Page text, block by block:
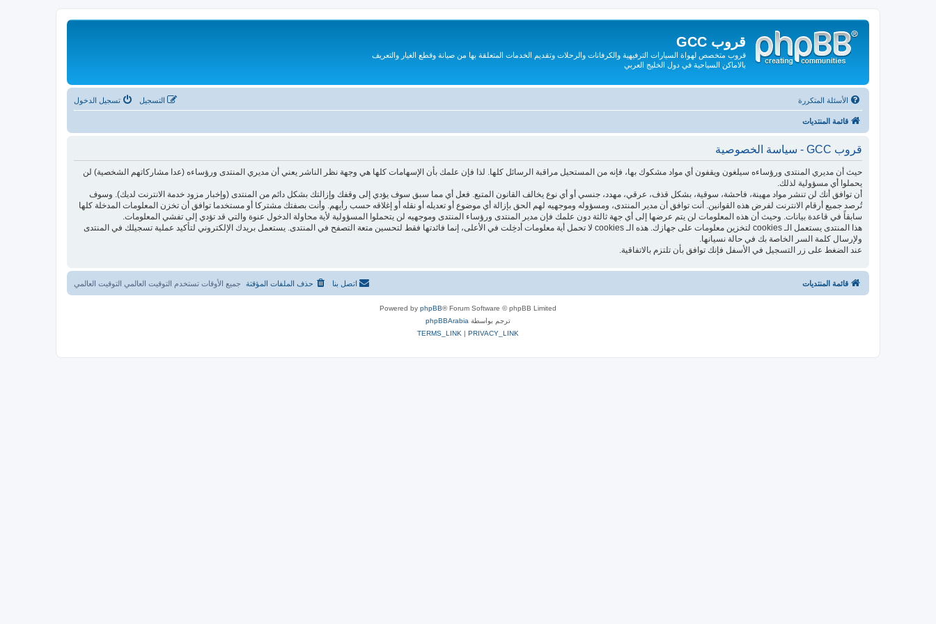
قروب GCC
قروب متخصص لهواة السيارات الترفيهية والكرفانات والرحلات وتقديم الخدمات المتعلقة بها من صيانة وقطع الغيار والتعريف
بالاماكن السياحية في دول الخليج العربي
الأسئلة المتكررة تسجيل الدخول التسجيل
قائمة المنتديات
قروب GCC - سياسة الخصوصية
حيث أن مديري المنتدى ورؤساءه سيلغون ويقفون أي مواد مشكوك بها، فإنه من المستحيل مراقبة الرسائل كلها. لذا فإن علمك بأن الإسهامات كلها هي وجهة نظر الناشر يعني أن مديري المنتدى ورؤساءه (عدا مشاركاتهم الشخصية) لن
يحملوا أي مسؤولية لذلك.
أن توافق أنك لن تنشر مواد مهينة، فاحشة، سوقية، بشكل قذف، عرقي، مهدد، جنسي أو أي نوع يخالف القانون المتبع. فعل أي مما سبق سوف يؤدي إلى وقفك وإزالتك بشكل دائم من المنتدى (وإخبار مزود خدمة الانترنت لديك). وسوف
تُرصد جميع أرقام الانترنت لفرض هذه القوانين. أنت توافق أن مدير المنتدى، ومسؤوله وموجهيه لهم الحق بإزالة أي موضوع أو تعديله أو نقله أو إغلاقه حسب رأيهم. وأنت بصفتك مشتركا أو مستخدما توافق أن تخزن المعلومات المدخلة كلها
سابقاً في قاعدة بيانات. وحيث أن هذه المعلومات لن يتم عرضها إلى أي جهة ثالثة دون علمك فإن مدير المنتدى ورؤساء المنتدى وموجهيه لن يتحملوا المسؤولية لأية محاولة الدخول عنوة والتي قد تؤدي إلى تفشي المعلومات.
هذا المنتدى يستعمل الـ cookies لتخزين معلومات على جهازك. هذه الـ cookies لا تحمل أية معلومات أدخِلت في الأعلى، إنما فائدتها فقط لتحسين متعة التصفح في المنتدى. يستعمل بريدك الإلكتروني لتأكيد عملية تسجيلك في المنتدى
ولإرسال كلمة السر الخاصة بك في حالة نسيانها.
عند الضغط على زر التسجيل في الأسفل فإنك توافق بأن تلتزم بالاتفاقية.
قائمة المنتديات جميع الأوقات تستخدم التوقيت العالمي التوقيت العالمي حذف الملفات المؤقتة اتصل بنا
Powered by phpBB® Forum Software © phpBB Limited
ترجم بواسطة phpBBArabia
PRIVACY_LINK
|
TERMS_LINK